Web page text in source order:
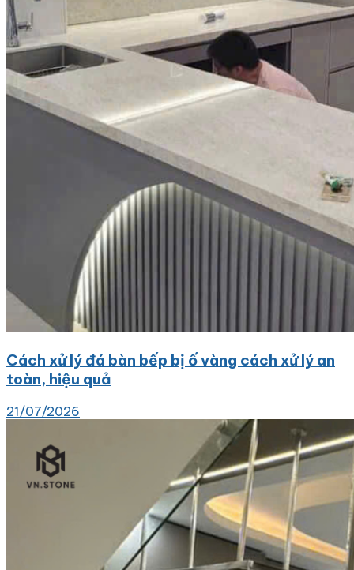
Cách xử lý đá bàn bếp bị ố vàng cách xử lý an
toàn, hiệu quả
21/07/2026